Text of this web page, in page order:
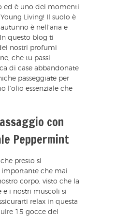
ed è uno dei momenti
Living! Il suolo è
è nell’aria e
questo blog ti
nostri profumi
che tu passi
di case abbandonate
passeggiate per
l’olio essenziale che
con
Peppermint
presto si
importante che mai
corpo, visto che la
e i nostri muscoli si
relax in questa
15 gocce del